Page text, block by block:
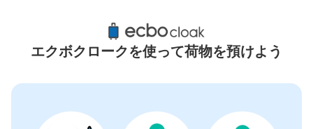
総合案内所「ぷらっと築地」周辺のおすすめ
コインロッカー
エクボクロークを使って荷物を預けよう